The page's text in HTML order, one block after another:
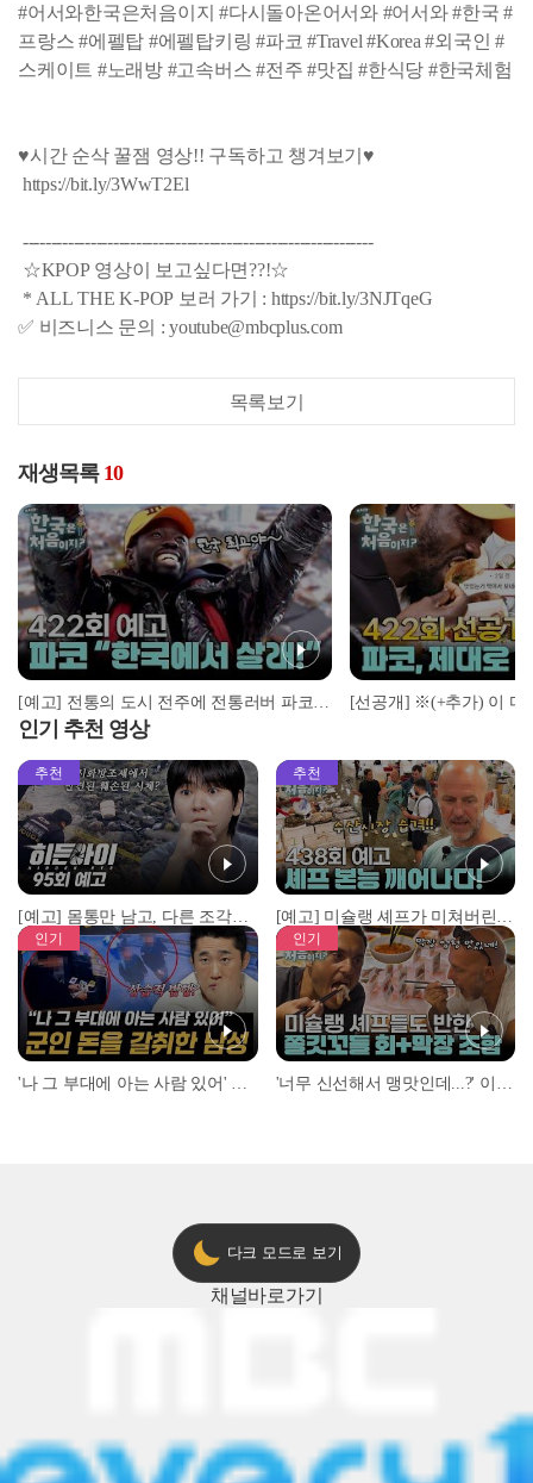
#어서와한국은처음이지 #다시돌아온어서와 #어서와 #한국 #
프랑스 #에펠탑 #에펠탑키링 #파코 #Travel #Korea #외국인 #
스케이트 #노래방 #고속버스 #전주 #맛집 #한식당 #한국체험
♥시간 순삭 꿀잼 영상!! 구독하고 챙겨보기♥
https://bit.ly/3WwT2El
--------------------------------------------------------------
☆KPOP 영상이 보고싶다면??!☆
* ALL THE K-POP 보러 가기 : https://bit.ly/3NJTqeG
✅ 비즈니스 문의 : youtube@mbcplus.com
목록보기
재생목록 10
[예고] 전통의 도시 전주에 전통러버 파코의 등장이라... 재밌어지겠네😎
인기 추천 영상
추천
[예고] 몸통만 남고, 다른 조각은 어디에..? 시화호에서 드러난 충격적인 토막 살인사건!
추천
[예고] 미슐랭 셰프가 미쳐버린 이유! 본능이 깨어난 사건은?
인기 인기
다크 모드로 보기
채널바로가기